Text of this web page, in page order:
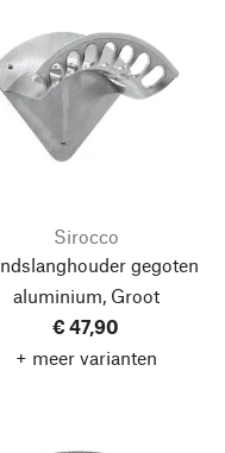
Sirocco
gegoten
aluminium, Groot
€ 47,90
+ meer varianten